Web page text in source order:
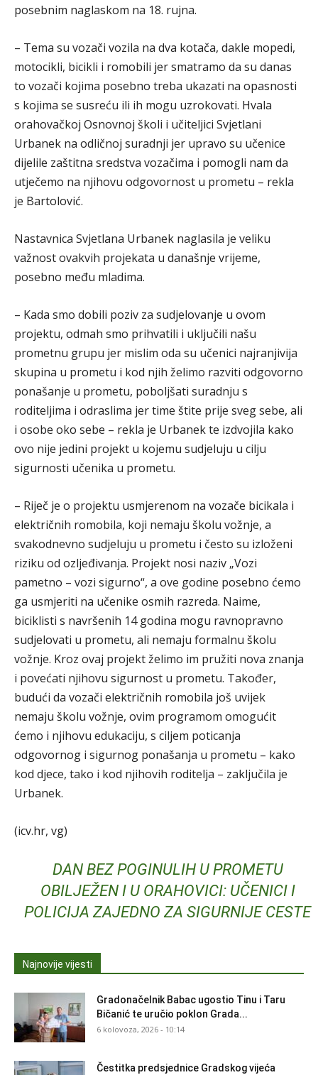
posebnim naglaskom na 18. rujna.
– Tema su vozači vozila na dva kotača, dakle mopedi,
motocikli, bicikli i romobili jer smatramo da su danas
to vozači kojima posebno treba ukazati na opasnosti
s kojima se susreću ili ih mogu uzrokovati. Hvala
orahovačkoj Osnovnoj školi i učiteljici Svjetlani
Urbanek na odličnoj suradnji jer upravo su učenice
dijelile zaštitna sredstva vozačima i pomogli nam da
utječemo na njihovu odgovornost u prometu – rekla
je Bartolović.
Nastavnica Svjetlana Urbanek naglasila je veliku
važnost ovakvih projekata u današnje vrijeme,
posebno među mladima.
– Kada smo dobili poziv za sudjelovanje u ovom
projektu, odmah smo prihvatili i uključili našu
prometnu grupu jer mislim oda su učenici najranjivija
skupina u prometu i kod njih želimo razviti odgovorno
ponašanje u prometu, poboljšati suradnju s
roditeljima i odraslima jer time štite prije sveg sebe, ali
i osobe oko sebe – rekla je Urbanek te izdvojila kako
ovo nije jedini projekt u kojemu sudjeluju u cilju
sigurnosti učenika u prometu.
– Riječ je o projektu usmjerenom na vozače bicikala i
električnih romobila, koji nemaju školu vožnje, a
svakodnevno sudjeluju u prometu i često su izloženi
riziku od ozljeđivanja. Projekt nosi naziv „Vozi
pametno – vozi sigurno“, a ove godine posebno ćemo
ga usmjeriti na učenike osmih razreda. Naime,
biciklisti s navršenih 14 godina mogu ravnopravno
sudjelovati u prometu, ali nemaju formalnu školu
vožnje. Kroz ovaj projekt želimo im pružiti nova znanja
i povećati njihovu sigurnost u prometu. Također,
budući da vozači električnih romobila još uvijek
nemaju školu vožnje, ovim programom omogućit
ćemo i njihovu edukaciju, s ciljem poticanja
odgovornog i sigurnog ponašanja u prometu – kako
kod djece, tako i kod njihovih roditelja – zaključila je
Urbanek.
(icv.hr, vg)
DAN BEZ POGINULIH U PROMETU
OBILJEŽEN I U ORAHOVICI: UČENICI I
POLICIJA ZAJEDNO ZA SIGURNIJE CESTE
Najnovije vijesti
Gradonačelnik Babac ugostio Tinu i Taru
Bičanić te uručio poklon Grada...
6 kolovoza, 2026 - 10:14
Čestitka predsjednice Gradskog vijeća